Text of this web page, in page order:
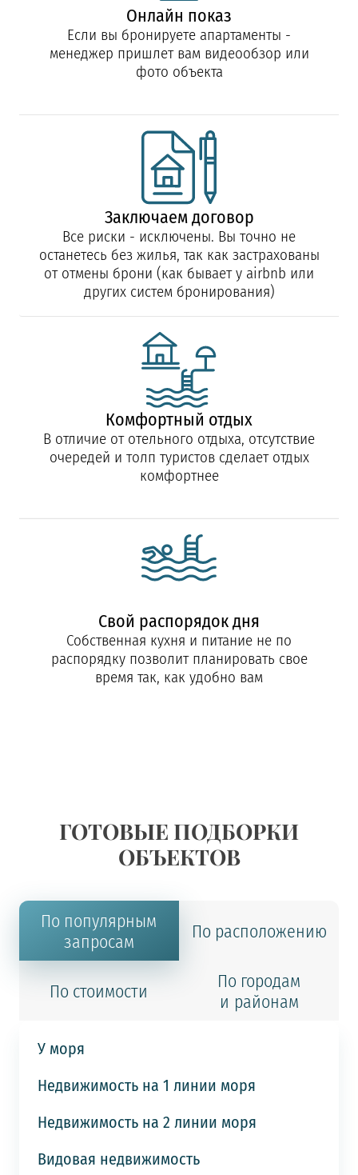
Онлайн показ
Если вы бронируете апартаменты -
менеджер пришлет вам видеообзор или
фото объекта
Заключаем договор
Все риски - исключены. Вы точно не
останетесь без жилья, так как застрахованы
от отмены брони (как бывает у airbnb или
других систем бронирования)
Комфортный отдых
В отличие от отельного отдыха, отсутствие
очередей и толп туристов сделает отдых
комфортнее
Свой распорядок дня
Собственная кухня и питание не по
распорядку позволит планировать свое
время так, как удобно вам
ГОТОВЫЕ ПОДБОРКИ
ОБЪЕКТОВ
По популярным
запросам
По расположению
По стоимости
По городам
и районам
У моря
Недвижимость на 1 линии моря
Недвижимость на 2 линии моря
Видовая недвижимость